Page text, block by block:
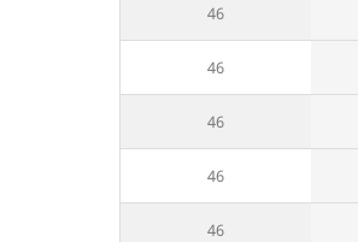
46
46
46
46
46